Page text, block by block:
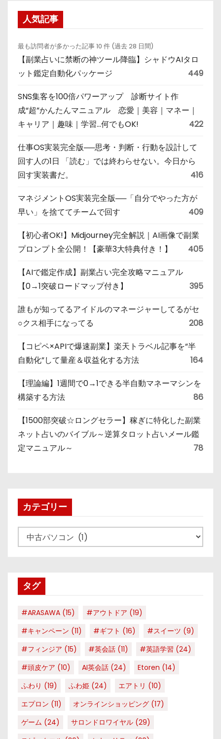
人気記事
最も訪問者が多かった記事 10 件 (過去 28 日間)
【副業占いに禁断の神ツール降臨】シャドウAIタロ
ット鑑定自動化パッケージ
449
SNS集客を100倍パワーアップ 診断サイト作
成“超”かんたんマニュアル 恋愛｜美容｜マネー｜
キャリア｜趣味｜学習…何でもOK!
422
仕事OS実装完全版──思考・判断・行動を設計して
回す人の1日 「読む」では終わらせない。今日から
回す実装書だ。
416
マネジメントOS実装完全版──「自分でやった方が
早い」を捨ててチームで回す
409
【初心者OK!】Midjourney完全解説｜AI画像で副業
プロンプト全公開！【豪華3大特典付き！】
405
【AIで鑑定作成】副業占い完全攻略マニュアル
【0→1突破ロードマップ付き】
395
誰もが知ってるアイドルのマネージャーしてるがセ
○クス相手になってる
208
【コピペ×APIで爆速副業】楽天トラベル記事を“半
自動化”して量産＆収益化する方法
164
【理論編】1週間で0→1できる半自動マネーマシンを
構築する方法
86
【1500部突破☆ロングセラー】稼ぎに特化した副業
ネット占いのバイブル～逆算タロット占いメール鑑
定マニュアル～
78
カテゴリー
テ
ータグ
#ARASAWA (15) #アウトドア (19)
#キャンペーン (11) #ギフト (16) #スイーツ (9)
#フィンジア (15) #英会話 (11) #英語学習 (24)
#頭皮ケア (10) AI英会話 (24) Etoren (14)
ふわり (19) ふわ姫 (24) エアトリ (10)
エプロン (11) オンラインショッピング (17)
ゲーム (24) サロンドロワイヤル (29)